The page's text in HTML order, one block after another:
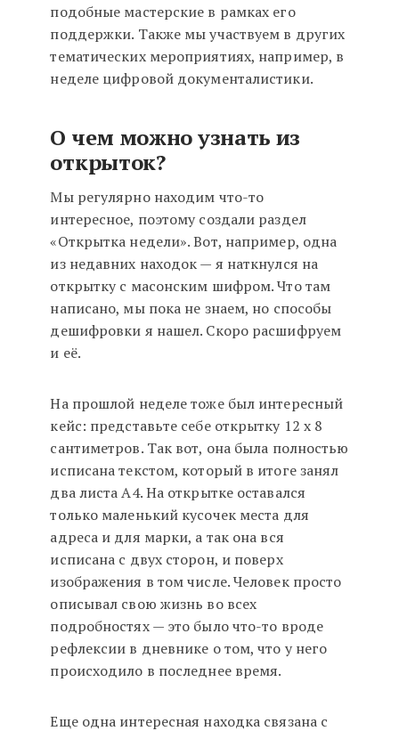
подобные мастерские в рамках его
поддержки. Также мы участвуем в других
тематических мероприятиях, например, в
неделе цифровой документалистики.
О чем можно узнать из
открыток?
Мы регулярно находим что-то
интересное, поэтому создали раздел
«Открытка недели». Вот, например, одна
из недавних находок — я наткнулся на
открытку с масонским шифром. Что там
написано, мы пока не знаем, но способы
дешифровки я нашел. Скоро расшифруем
и её.
На прошлой неделе тоже был интересный
кейс: представьте себе открытку 12 х 8
сантиметров. Так вот, она была полностью
исписана текстом, который в итоге занял
два листа А4. На открытке оставался
только маленький кусочек места для
адреса и для марки, а так она вся
исписана с двух сторон, и поверх
изображения в том числе. Человек просто
описывал свою жизнь во всех
подробностях — это было что-то вроде
рефлексии в дневнике о том, что у него
происходило в последнее время.
Еще одна интересная находка связана с